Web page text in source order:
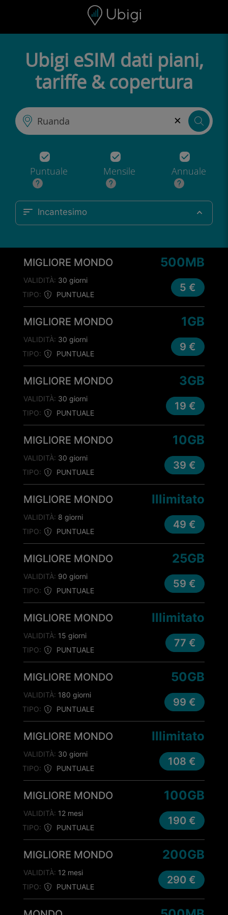
Barra di navigazione
Ubigi eSIM dati piani,
tariffe & copertura
×
Puntuale Mensile Annuale
Incantesimo
MIGLIORE MONDO
TIPO: PUNTUALE
500MB
VALIDITÀ: 30 giorni
5 €
MIGLIORE MONDO
TIPO: PUNTUALE
1GB
VALIDITÀ: 30 giorni
9 €
MIGLIORE MONDO
TIPO: PUNTUALE
3GB
VALIDITÀ: 30 giorni
19 €
MIGLIORE MONDO
TIPO: PUNTUALE
10GB
VALIDITÀ: 30 giorni
39 €
MIGLIORE MONDO
TIPO: PUNTUALE
Illimitato
VALIDITÀ: 8 giorni
49 €
MIGLIORE MONDO
TIPO: PUNTUALE
25GB
VALIDITÀ: 90 giorni
59 €
MIGLIORE MONDO
TIPO: PUNTUALE
Illimitato
VALIDITÀ: 15 giorni
77 €
MIGLIORE MONDO
TIPO: PUNTUALE
50GB
VALIDITÀ: 180 giorni
99 €
MIGLIORE MONDO
TIPO: PUNTUALE
Illimitato
VALIDITÀ: 30 giorni
108 €
MIGLIORE MONDO
TIPO: PUNTUALE
100GB
VALIDITÀ: 12 mesi
190 €
MIGLIORE MONDO
TIPO: PUNTUALE
200GB
VALIDITÀ: 12 mesi
290 €